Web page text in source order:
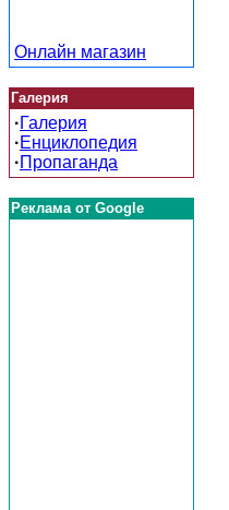
Онлайн магазин
Галерия
·Галерия
·Енциклопедия
·Пропаганда
Реклама от Google